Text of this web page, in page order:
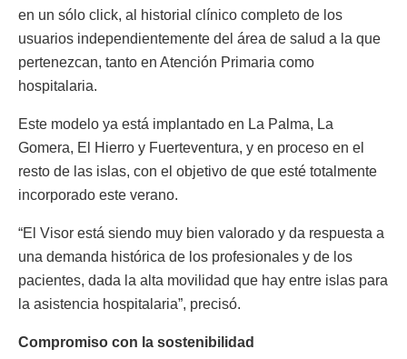
en un sólo click, al historial clínico completo de los
usuarios independientemente del área de salud a la que
pertenezcan, tanto en Atención Primaria como
hospitalaria.
Este modelo ya está implantado en La Palma, La
Gomera, El Hierro y Fuerteventura, y en proceso en el
resto de las islas, con el objetivo de que esté totalmente
incorporado este verano.
“El Visor está siendo muy bien valorado y da respuesta a
una demanda histórica de los profesionales y de los
pacientes, dada la alta movilidad que hay entre islas para
la asistencia hospitalaria”, precisó.
Compromiso con la sostenibilidad